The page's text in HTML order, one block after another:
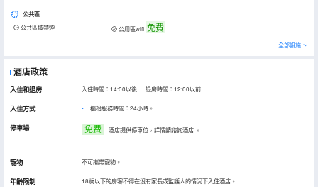
公共區
公共區域禁煙 公用區wifi 免費
全部設施
酒店政策
入住和退房 入住時間：14:00以後 退房時間：12:00以前
入住方式 櫃枱服務時間：24小時。
停車場 免费 酒店提供停車位，詳情請諮詢酒店 。
寵物 不可攜帶寵物。
年齡限制 18歲以下的房客不得在沒有家長或監護人的情況下入住酒店。